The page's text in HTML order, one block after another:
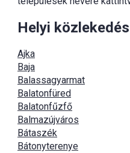
Helyi közlekedés
Ajka
Baja
Balassagyarmat
Balatonfüred
Balatonfűzfő
Balmazújváros
Bátaszék
Bátonyterenye